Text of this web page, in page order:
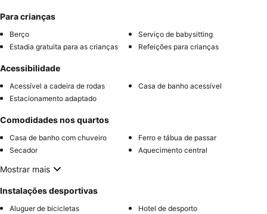
Para crianças
Berço
Serviço de babysitting
Estadia gratuita para as crianças
Refeições para crianças
Acessibilidade
Acessível a cadeira de rodas
Casa de banho acessível
Estacionamento adaptado
Comodidades nos quartos
Casa de banho com chuveiro
Ferro e tábua de passar
Secador
Aquecimento central
Mostrar mais
Instalações desportivas
Aluguer de bicicletas
Hotel de desporto